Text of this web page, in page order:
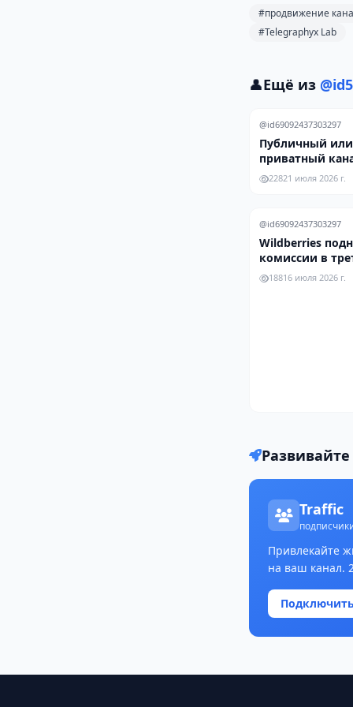
#продвижение
#Telegraphyx Lab
👤Ещё из
@id69092437303297
Публичный или
приватный
что
роста
22821 июля 2026 г.
@id69092437303297
Wildberries
комиссии в
год — селлеры
в MAX
18816 июля 2026 г.
Traffic
Привлекайте
на ваш канал.
Подключить